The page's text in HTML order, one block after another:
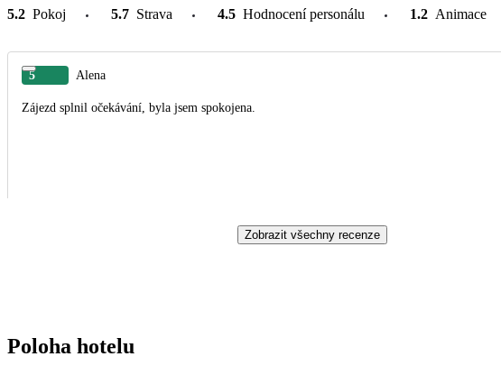
5.2 Pokoj 5.7 Strava 4.5 Hodnocení personálu 1.2 Animace
5 Alena
Zájezd splnil očekávání, byla jsem spokojena.
Zobrazit všechny recenze
Poloha hotelu